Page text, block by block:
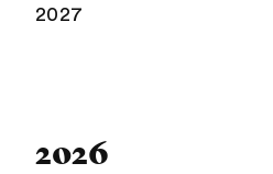
2027
2026